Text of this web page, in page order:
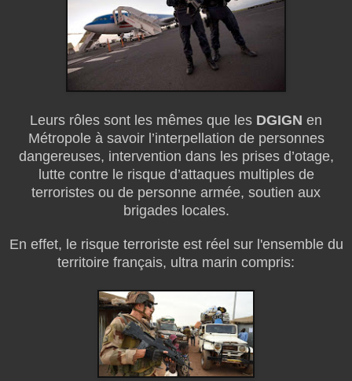
Leurs rôles sont les mêmes que les DGIGN en
Métropole à savoir l’interpellation de personnes
dangereuses, intervention dans les prises d’otage,
lutte contre le risque d’attaques multiples de
terroristes ou de personne armée, soutien aux
brigades locales.
En effet, le risque terroriste est réel sur l'ensemble du
territoire français, ultra marin compris: